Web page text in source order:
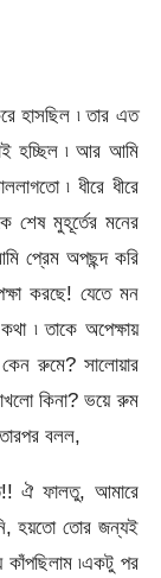
হাসছিল ৷ তার এত
হচ্ছিল ৷ আর আমি
৷ ধীরে ধীরে
শেষ মুহূর্তের মনের
প্রেম অপছন্দ করি
করছে! যেতে মন
৷ তাকে অপেক্ষায়
রুমে? সালোয়ার
কিনা? ভয়ে রুম
বলল,
ঐ ফালতু, আমারে
হয়তো তোর জন্যই
কাঁপছিলাম ৷একটু পর